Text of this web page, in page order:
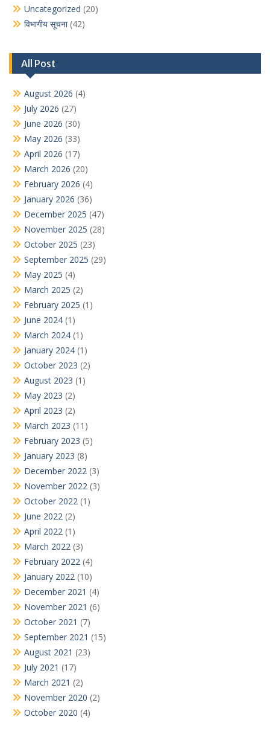
Uncategorized (20)
विभागीय सूचना(42)
All Post
August 2026 (4)
July 2026 (27)
June 2026 (30)
May 2026 (33)
April 2026 (17)
March 2026 (20)
February 2026 (4)
January 2026 (36)
December 2025 (47)
November 2025 (28)
October 2025 (23)
September 2025 (29)
May 2025 (4)
March 2025 (2)
February 2025 (1)
June 2024 (1)
March 2024 (1)
January 2024 (1)
October 2023 (2)
August 2023 (1)
May 2023 (2)
April 2023 (2)
March 2023 (11)
February 2023 (5)
January 2023 (8)
December 2022 (3)
November 2022 (3)
October 2022 (1)
June 2022 (2)
April 2022 (1)
March 2022 (3)
February 2022 (4)
January 2022 (10)
December 2021 (4)
November 2021 (6)
October 2021 (7)
September 2021 (15)
August 2021 (23)
July 2021 (17)
March 2021 (2)
November 2020 (2)
October 2020 (4)